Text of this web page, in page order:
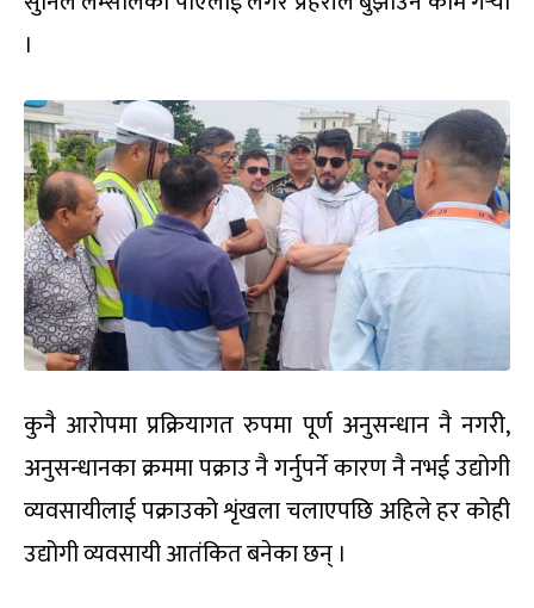
।
कुनै आरोपमा प्रक्रियागत रुपमा पूर्ण अनुसन्धान नै नगरी,
अनुसन्धानका क्रममा पक्राउ नै गर्नुपर्ने कारण नै नभई उद्योगी
व्यवसायीलाई पक्राउको शृंखला चलाएपछि अहिले हर कोही
उद्योगी व्यवसायी आतंकित बनेका छन् ।